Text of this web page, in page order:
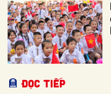
Đọc tiếp